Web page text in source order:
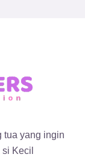
tua yang ingin
Kecil